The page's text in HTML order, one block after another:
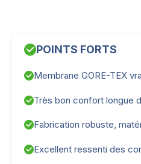
POINTS FORTS
Membrane GORE-TEX
Très bon confort longue
Fabrication robuste,
Excellent ressenti des